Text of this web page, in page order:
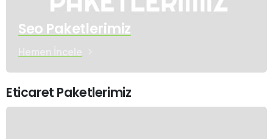
Seo Paketlerimiz
Eticaret Paketlerimiz